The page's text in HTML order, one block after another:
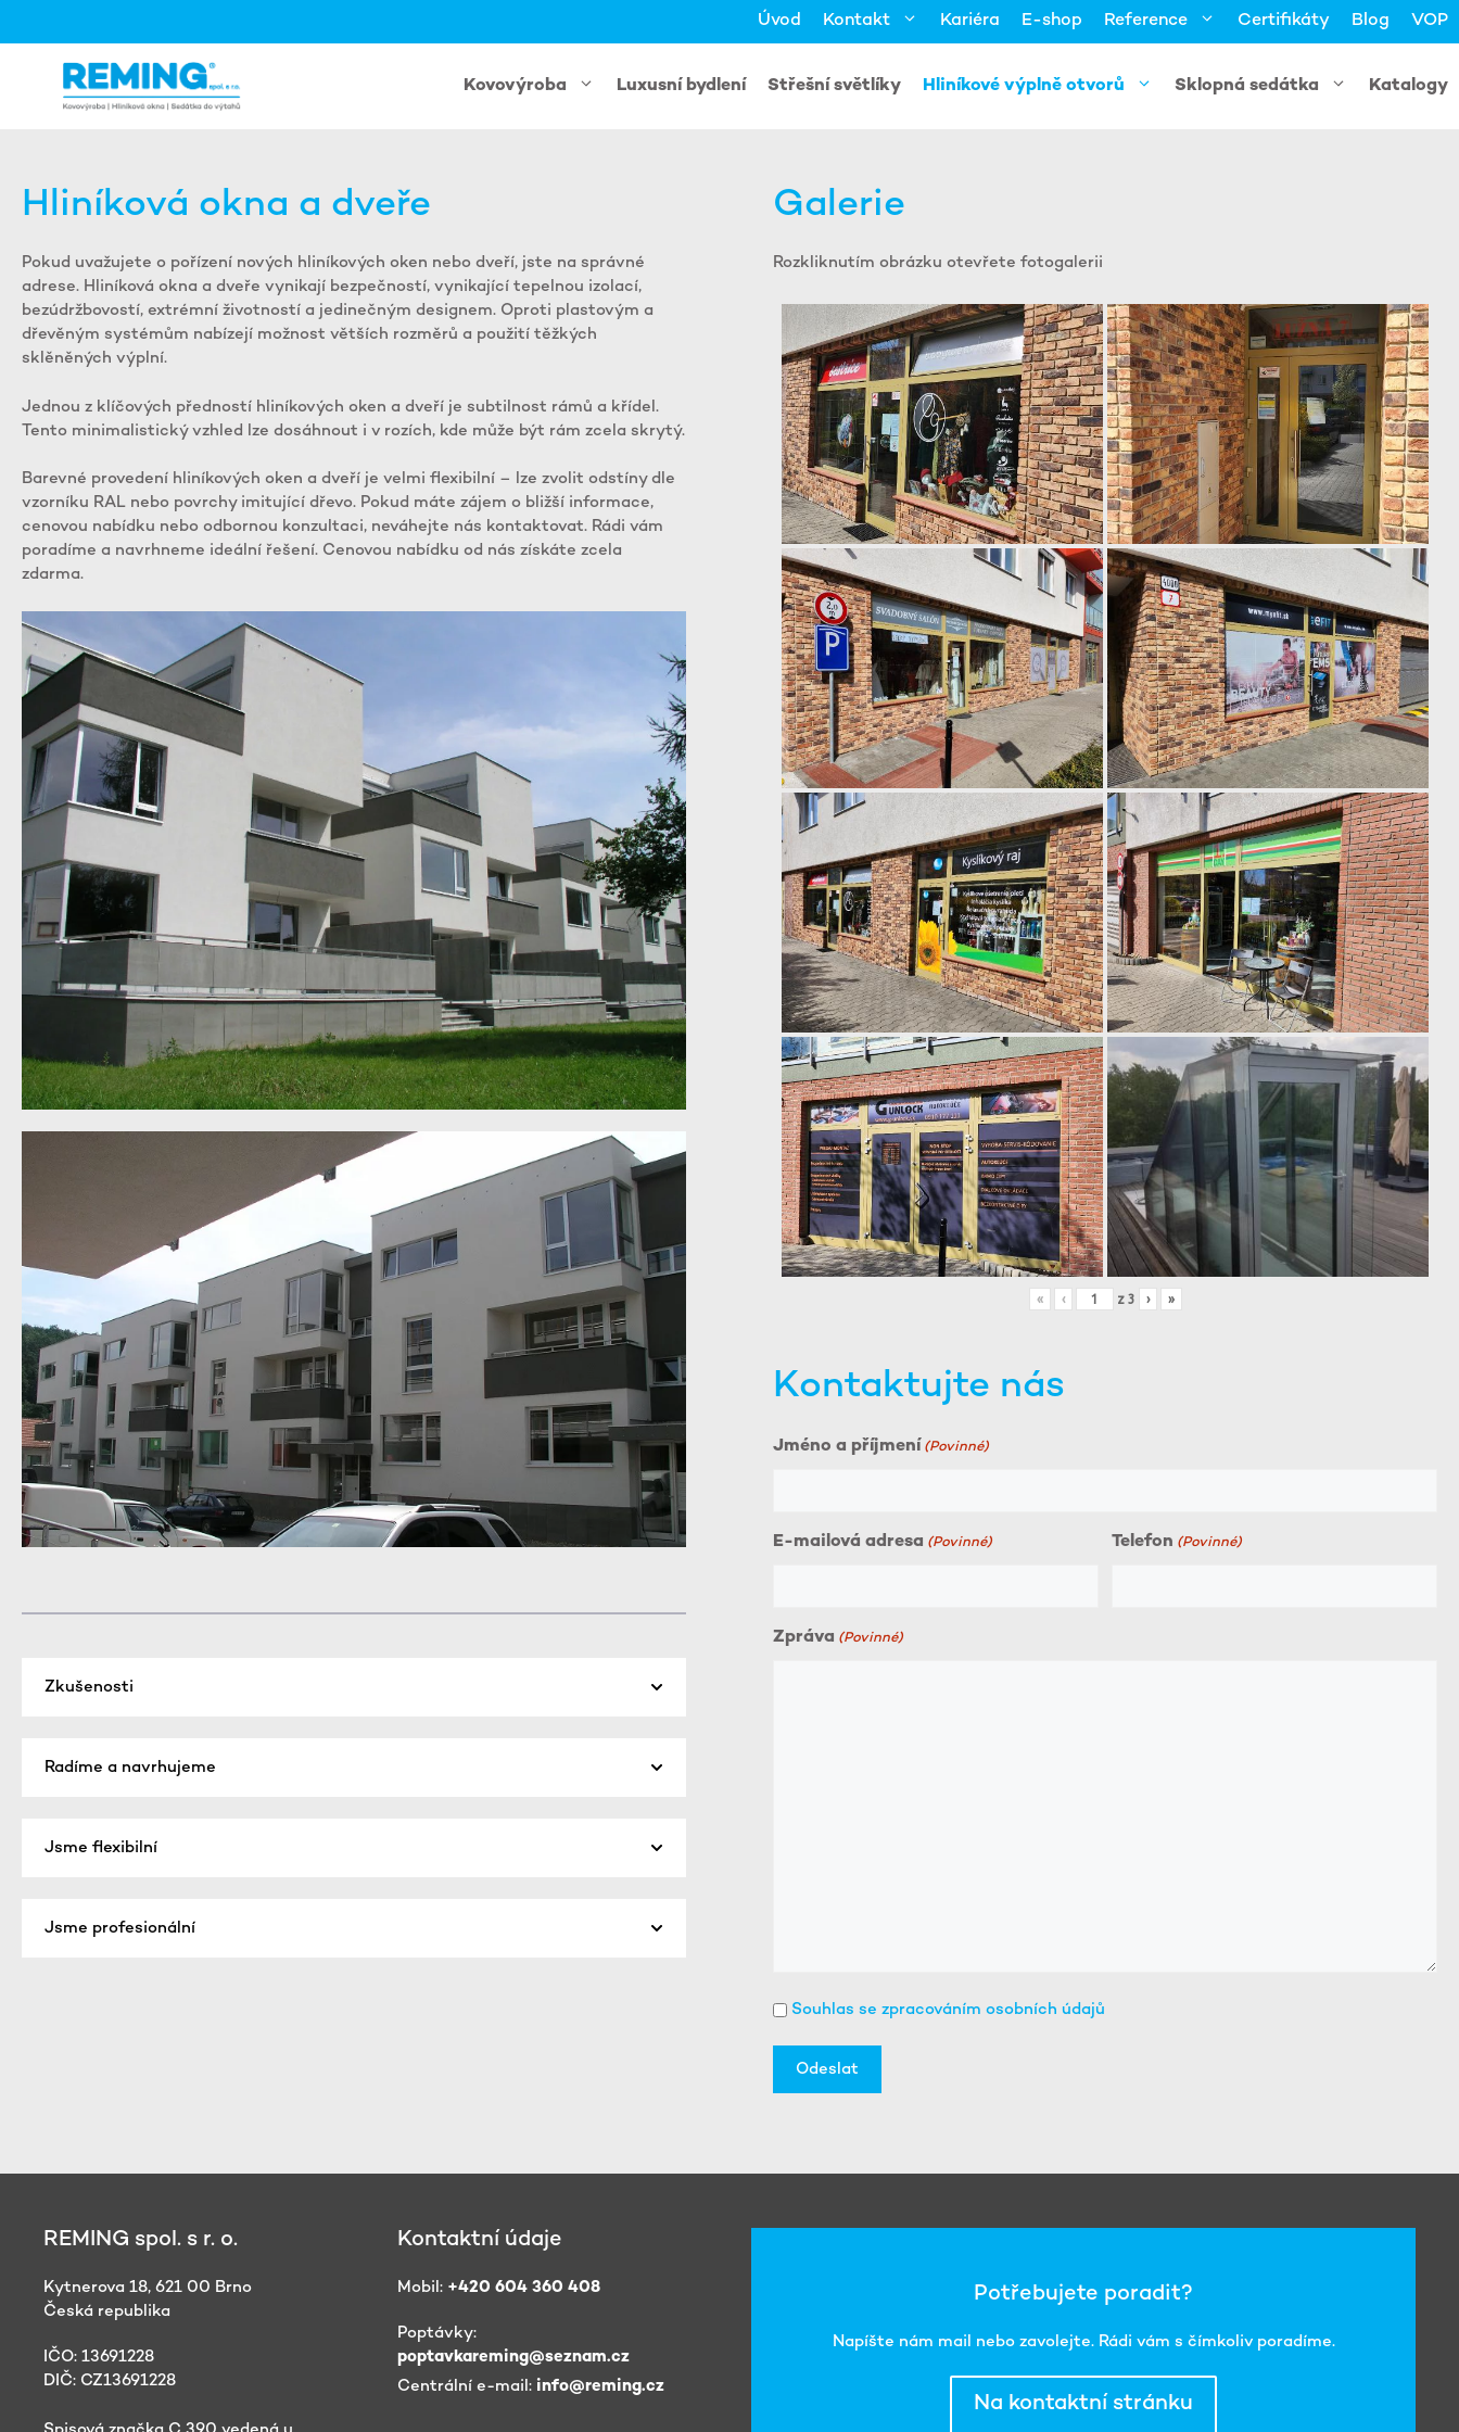
Úvod Kontakt Kariéra E-shop Reference Certifikáty Blog VOP
Kovovýroba Luxusní bydlení Střešní světlíky Hliníkové výplně otvorů Sklopná sedátka Katalogy
Hliníková okna a dveře
Pokud uvažujete o pořízení nových hliníkových oken nebo dveří, jste na správné
adrese. Hliníková okna a dveře vynikají bezpečností, vynikající tepelnou izolací,
bezúdržbovostí, extrémní životností a jedinečným designem. Oproti plastovým a
dřevěným systémům nabízejí možnost větších rozměrů a použití těžkých
sklěněných výplní.
Jednou z klíčových předností hliníkových oken a dveří je subtilnost rámů a křídel.
Tento minimalistický vzhled lze dosáhnout i v rozích, kde může být rám zcela skrytý.
Barevné provedení hliníkových oken a dveří je velmi flexibilní – lze zvolit odstíny dle
vzorníku RAL nebo povrchy imitující dřevo. Pokud máte zájem o bližší informace,
cenovou nabídku nebo odbornou konzultaci, neváhejte nás kontaktovat. Rádi vám
poradíme a navrhneme ideální řešení. Cenovou nabídku od nás získáte zcela
zdarma.
Zkušenosti
Radíme a navrhujeme
Jsme flexibilní
Jsme profesionální
Galerie
Rozkliknutím obrázku otevřete fotogalerii
« ‹ z 3 › »
Kontaktujte nás
Jméno a příjmení (Povinné)
E-mailová adresa (Povinné) Telefon (Povinné)
Zpráva (Povinné)
(Povinné)
Souhlas se zpracováním osobních údajů
REMING spol. s r. o.
Kytnerova 18, 621 00 Brno
Česká republika
IČO: 13691228
DIČ: CZ13691228
Kontaktní údaje
Mobil: +420 604 360 408
Poptávky:
poptavkareming@seznam.cz
Centrální e-mail: info@reming.cz
Potřebujete poradit?
Napíšte nám mail nebo zavolejte. Rádi vám s čímkoliv poradíme.
Na kontaktní stránku